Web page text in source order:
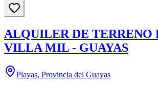
ALQUILER DE TERRENO
VILLA MIL - GUAYAS
Playas, Provincia del Guayas